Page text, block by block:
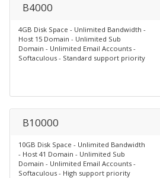
B4000
4GB Disk Space - Unlimited Bandwidth -
Host 15 Domain - Unlimited Sub
Domain - Unlimited Email Accounts -
Softaculous - Standard support priority
B10000
10GB Disk Space - Unlimited Bandwidth
- Host 41 Domain - Unlimited Sub
Domain - Unlimited Email Accounts -
Softaculous - High support priority